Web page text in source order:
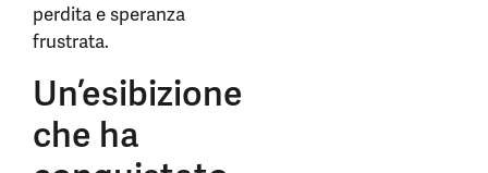
perdita e speranza
frustrata.
Un’esibizione
che ha